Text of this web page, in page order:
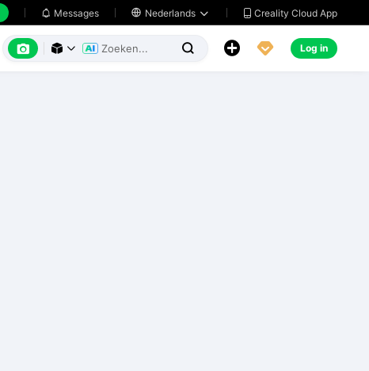
 Messages  Nederlands   Creality Cloud App
      Log in